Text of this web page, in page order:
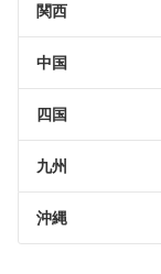
関西
中国
四国
九州
沖縄